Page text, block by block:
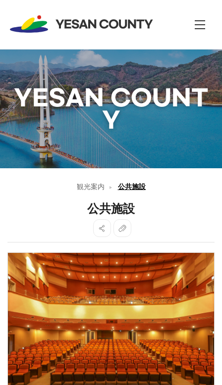
메
뉴
YESAN COUNT
Y
観光案内 公共施設
公共施設